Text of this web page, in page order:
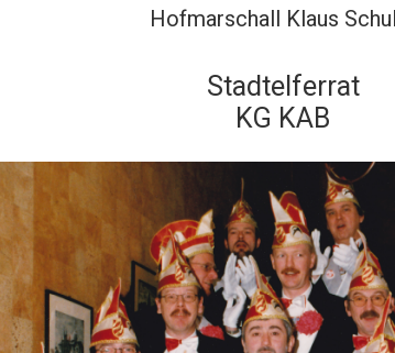
Hofmarschall Klaus
Stadtelferrat
KG KAB